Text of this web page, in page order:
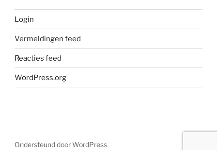
Login
Vermeldingen feed
Reacties feed
WordPress.org
Ondersteund door WordPress